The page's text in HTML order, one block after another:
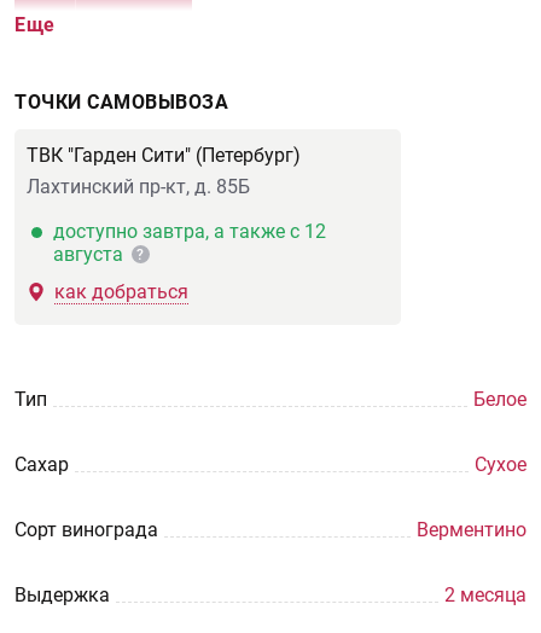
Еще
ТОЧКИ САМОВЫВОЗА
ТВК "Гарден Сити" (Петербург)
Лахтинский пр-кт, д. 85Б
доступно завтра, а также с 12
августа
?
как добраться
Тип Белое
Сахар Сухое
Сорт винограда Верментино
Выдержка 2 месяца